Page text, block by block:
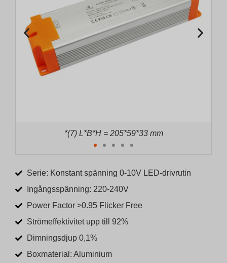
*(8) L*B*H = 221*59*33 mm
Serie: Konstant spänning 0-10V LED-drivrutin
Ingångsspänning: 220-240V
Power Factor >0.95 Flicker Free
Strömeffektivitet upp till 92%
Dimningsdjup 0,1%
Boxmaterial: Aluminium